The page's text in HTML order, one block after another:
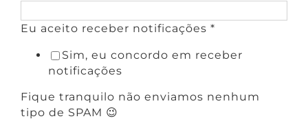
Eu aceito receber notificações *
Sim, eu concordo em receber
notificações
Fique tranquilo não enviamos nenhum
tipo de SPAM 😉